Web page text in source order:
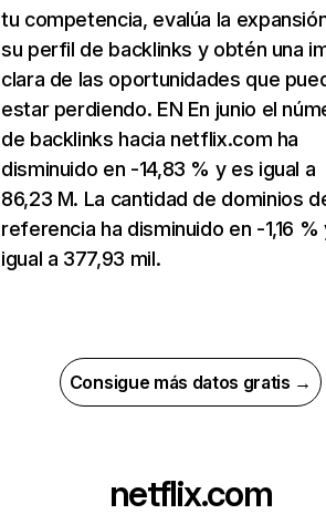
tu competencia, evalúa la
su perfil de backlinks y obtén una
clara de las oportunidades que
estar perdiendo. EN En junio el
de backlinks hacia netflix.com ha
disminuido en -14,83 % y es igual a
86,23 M. La cantidad de dominios
referencia ha disminuido en -1,16 %
igual a 377,93 mil.
Consigue más datos gratis →
netflix.com